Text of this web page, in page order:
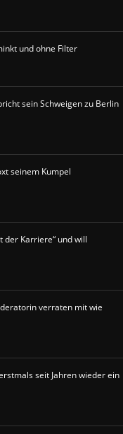
und ohne Filter
sein Schweigen zu Berlin
seinem Kumpel
der Karriere“ und will
verraten mit wie
seit Jahren wieder ein